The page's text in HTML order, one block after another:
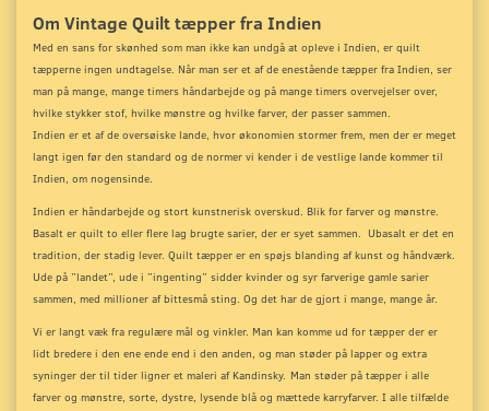
Om Vintage Quilt tæpper fra Indien
Med en sans for skønhed som man ikke kan undgå at opleve i Indien, er quilt
tæpperne ingen undtagelse. Når man ser et af de enestående tæpper fra Indien, ser
man på mange, mange timers håndarbejde og på mange timers overvejelser over,
hvilke stykker stof, hvilke mønstre og hvilke farver, der passer sammen.
Indien er et af de oversøiske lande, hvor økonomien stormer frem, men der er meget
langt igen før den standard og de normer vi kender i de vestlige lande kommer til
Indien, om nogensinde.
Indien er håndarbejde og stort kunstnerisk overskud. Blik for farver og mønstre.
Basalt er quilt to eller flere lag brugte sarier, der er syet sammen. Ubasalt er det en
tradition, der stadig lever. Quilt tæpper er en spøjs blanding af kunst og håndværk.
Ude på ”landet”, ude i ”ingenting” sidder kvinder og syr farverige gamle sarier
sammen, med millioner af bittesmå sting. Og det har de gjort i mange, mange år.
Vi er langt væk fra regulære mål og vinkler. Man kan komme ud for tæpper der er
lidt bredere i den ene ende end i den anden, og man støder på lapper og extra
syninger der til tider ligner et maleri af Kandinsky. Man støder på tæpper i alle
farver og mønstre, sorte, dystre, lysende blå og mættede karryfarver. I alle tilfælde